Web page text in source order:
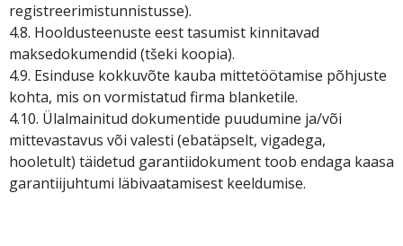
registreerimistunnistusse).
4.8. Hooldusteenuste eest tasumist kinnitavad
maksedokumendid (tšeki koopia).
4.9. Esinduse kokkuvõte kauba mittetöötamise põhjuste
kohta, mis on vormistatud firma blanketile.
4.10. Ülalmainitud dokumentide puudumine ja/või
mittevastavus või valesti (ebatäpselt, vigadega,
hooletult) täidetud garantiidokument toob endaga kaasa
garantiijuhtumi läbivaatamisest keeldumise.